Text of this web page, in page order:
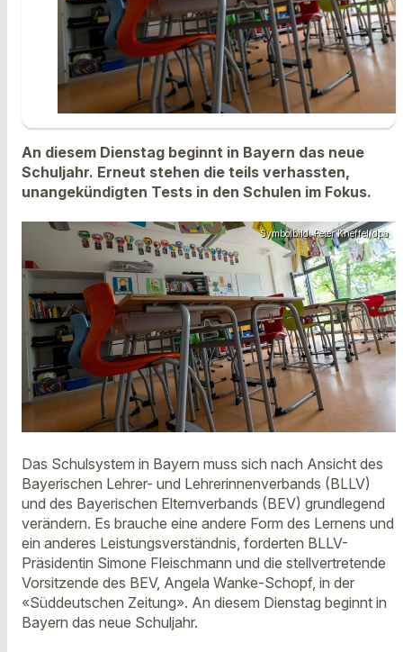
An diesem Dienstag beginnt in Bayern das neue
Schuljahr. Erneut stehen die teils verhassten,
unangekündigten Tests in den Schulen im Fokus.
Symbolbild: Peter Kneffel/dpa
Das Schulsystem in Bayern muss sich nach Ansicht des
Bayerischen Lehrer- und Lehrerinnenverbands (BLLV)
und des Bayerischen Elternverbands (BEV) grundlegend
verändern. Es brauche eine andere Form des Lernens und
ein anderes Leistungsverständnis, forderten BLLV-
Präsidentin Simone Fleischmann und die stellvertretende
Vorsitzende des BEV, Angela Wanke-Schopf, in der
«Süddeutschen Zeitung». An diesem Dienstag beginnt in
Bayern das neue Schuljahr.